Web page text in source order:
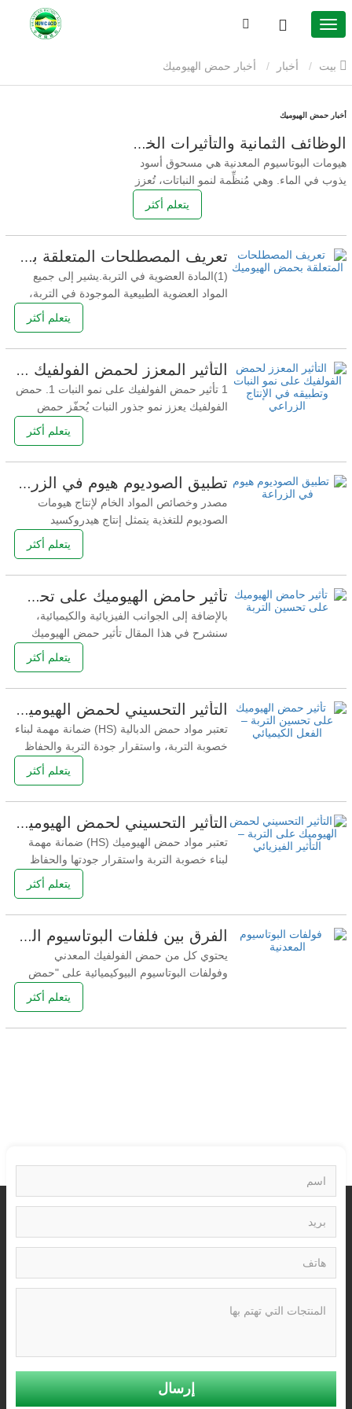
أخبار
أخبار حمض الهيوميك
الوظائف الثمانية والتأثيرات الخمسة لحمض الفولفيك المصدر المعدني
هيومات البوتاسيوم المعدنية هي مسحوق أسود
يذوب في الماء. وهي مُنظِّمة لنمو النباتات، تُعزز
نموها، وتلعب دورًا هامًا في مقاومة الجفاف،
وتُعزز مرونة النبات، وتُزيد المحصول، وتُحسّن
القمح، والذرة، والبطاطا الحلوة، والدخن،
والأرز، والقطن، والفول السوداني، وبذور اللفت
يتعلم أكثر
تعريف المصطلحات المتعلقة بحمض الهيوميك
(1)المادة العضوية في التربة.يشير إلى جميع
المواد العضوية الطبيعية الموجودة في التربة،
بما في ذلك المواد غير الدبالية (بقايا الحيوانات
والنباتات الطازجة غير المتحللة بالكامل) والدبال
(2)المواد الدبالية.يشير إلى فئة من مخاليط
البوليمرات العضوية غير
يتعلم أكثر
التأثير المعزز لحمض الفولفيك على نمو النبات وتطبيقه في الإنتاج الزراعي
1 تأثير حمض الفولفيك على نمو النبات 1. حمض
الفولفيك يعزز نمو جذور النبات يُحفّز حمض
الفولفيك انقسام الخلايا، ونمو الجذور، وامتصاص
العناصر الغذائية، ويُحسّن قدرة النباتات على
جذورها ويزيد من إنتاجية المحاصيل. وقد
أظهرت الدراسات أنه بعد تطبيق حمض
يتعلم أكثر
تطبيق الصوديوم هيوم في الزراعة
مصدر وخصائص المواد الخام لإنتاج هيومات
الصوديوم للتغذية يتمثل إنتاج هيدروكسيد
الصوديوم الصوديوم في التغذية في رد فعل
هيدروكسيد الصوديوم مع مجموعات وظيفية
الرئيسي للمواد الخام للصوديوم هوماتيين
للتغذية ① فحم الطرف الفحم
يتعلم أكثر
تأثير حامض الهيوميك على تحسين التربة
بالإضافة إلى الجوانب الفيزيائية والكيميائية،
سنشرح في هذا المقال تأثير حمض الهيوميك
على التربة من ثلاثة جوانب: تنشيط وتخزين
العناصر الغذائية، التأثيرات البيولوجية، وتحسين
وتخزين العناصر الغذائية يتم تجميع العناصر
الغذائية التي تحتاجها النباتات بشكل مستمر
يتعلم أكثر
التأثير التحسيني لحمض الهيوميك على التربة – التأثير الكيميائي
تعتبر مواد حمض الدبالية (HS) ضمانة مهمة لبناء
خصوبة التربة، واستقرار جودة التربة والحفاظ
على سلامة التربة. تشير خصوبة التربة إلى توفر
جميع العناصر (الماء، والأسمدة، والهواء،
وتطورها، وهي أيضًا السمة الأساسية للتربة. يعد
يتعلم أكثر
التأثير التحسيني لحمض الهيوميك على التربة – التأثير الفيزيائي
تعتبر مواد حمض الهيوميك (HS) ضمانة مهمة
لبناء خصوبة التربة واستقرار جودتها والحفاظ
على سلامة التربة. تشير خصوبة التربة إلى توفر
جميع العناصر (الماء، والأسمدة، والهواء،
وتطورها، وهي أيضًا السمة الأساسية للتربة. يعد
H2S، الذي يمثل أكثر من 60% من المواد
يتعلم أكثر
الفرق بين فلفات البوتاسيوم المعدنية وفولفات البوتاسيوم البيوكيميائية
يحتوي كل من حمض الفولفيك المعدني
وفولفات البوتاسيوم البيوكيميائية على "حمض
الفولفيك" في أسمائهما، فما هو حمض
الفولفيك؟ حمض الفوفيك هو مادة مستخرجة
يتعلم أكثر
إرسال